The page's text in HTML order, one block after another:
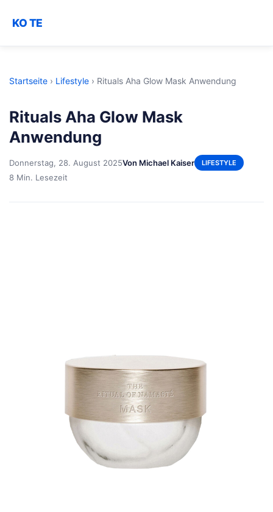
KO TE
Startseite › Lifestyle › Rituals Aha Glow Mask Anwendung
Rituals Aha Glow Mask
Anwendung
Donnerstag, 28. August 2025Von Michael Kaiser LIFESTYLE
8 Min. Lesezeit